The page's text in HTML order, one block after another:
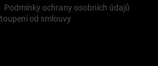
Podmínky ochrany osobních údajů
od smlouvy